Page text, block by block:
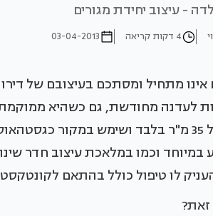
- עיצוב יחידת מגורים
4 דקות קריאה 03-04-2013
לעדנה מחודשת, גם כשהיא
משתרע על 35 מ"ר בלבד ושימש במקור
במיוחד וכמו במלאכת עיצוב חדר
לו טיפול כולל בהתאם
זאת?